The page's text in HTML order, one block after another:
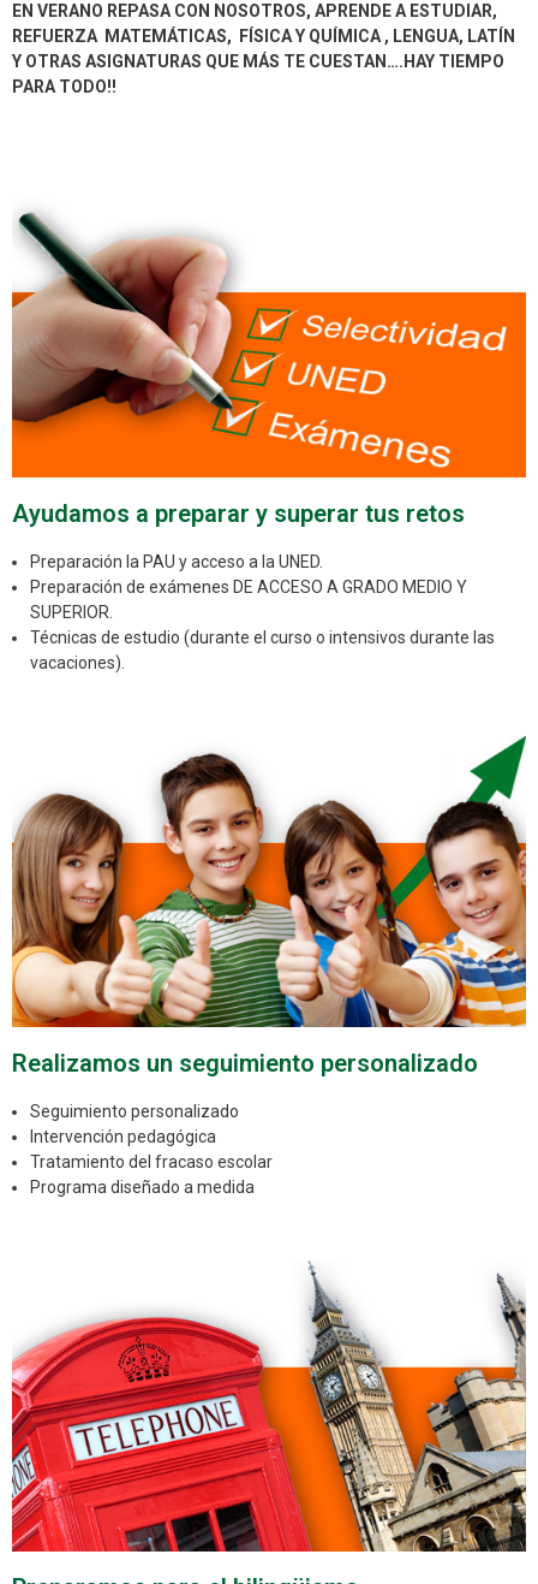
EN VERANO REPASA CON NOSOTROS, APRENDE A ESTUDIAR,
REFUERZA MATEMÁTICAS, FÍSICA Y QUÍMICA , LENGUA, LATÍN
Y OTRAS ASIGNATURAS QUE MÁS TE CUESTAN….HAY TIEMPO
PARA TODO!!
Ayudamos a preparar y superar tus retos
Preparación la PAU y acceso a la UNED.
Preparación de exámenes DE ACCESO A GRADO MEDIO Y
SUPERIOR.
Técnicas de estudio (durante el curso o intensivos durante las
vacaciones).
Realizamos un seguimiento personalizado
Seguimiento personalizado
Intervención pedagógica
Tratamiento del fracaso escolar
Programa diseñado a medida